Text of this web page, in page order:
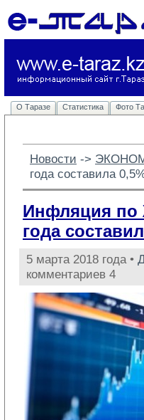
О Таразе Статистика Фото
Новости ->
года составила
Инфляция по
года
5 марта 2018 года •
комментариев 4